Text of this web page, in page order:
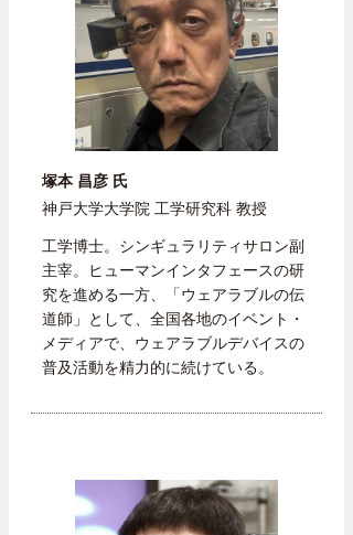
塚本 昌彦 氏
神戸大学大学院 工学研究科 教授
工学博士。シンギュラリティサロン副
主宰。ヒューマンインタフェースの研
究を進める一方、「ウェアラブルの伝
道師」として、全国各地のイベント・
メディアで、ウェアラブルデバイスの
普及活動を精力的に続けている。